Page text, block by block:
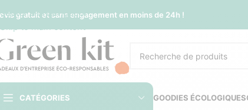
Sauter à la navigation
Skip to main content
gratuit et sans engagement en moins de 24h !
CATÉGORIES GOODIES ÉCOLOGIQUES